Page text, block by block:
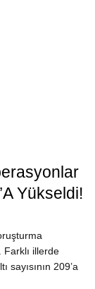
Yükseldi!
Farklı illerde
209’a